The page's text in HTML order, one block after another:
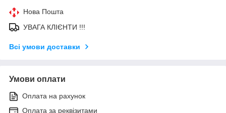
Нова Пошта
УВАГА КЛІЄНТИ !!!
Всі умови доставки
Умови оплати
Оплата на рахунок
Оплата за реквізитами